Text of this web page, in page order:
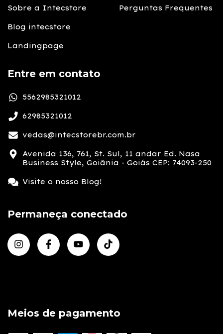
Sobre a Intecstore
Blog intecstore
Landingpage
Perguntas Frequentes
Entre em contato
5562985321012
62985321012
vedas@intecstorebr.com.br
Avenida 136, 761, St. Sul, 11 andar Ed. Nasa
Business Style, Goiânia - Goiás CEP: 74093-250
Visite o nosso Blog!
Permaneça conectado
Meios de pagamento